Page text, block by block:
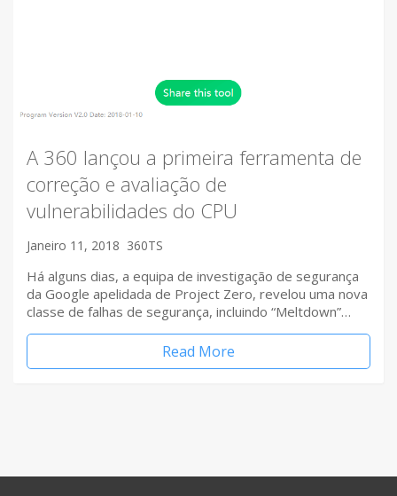
A 360 lançou a primeira ferramenta de
correção e avaliação de
vulnerabilidades do CPU
Janeiro 11, 2018 360TS
Há alguns dias, a equipa de investigação de segurança
da Google apelidada de Project Zero, revelou uma nova
classe de falhas de segurança, incluindo “Meltdown”…
Read More